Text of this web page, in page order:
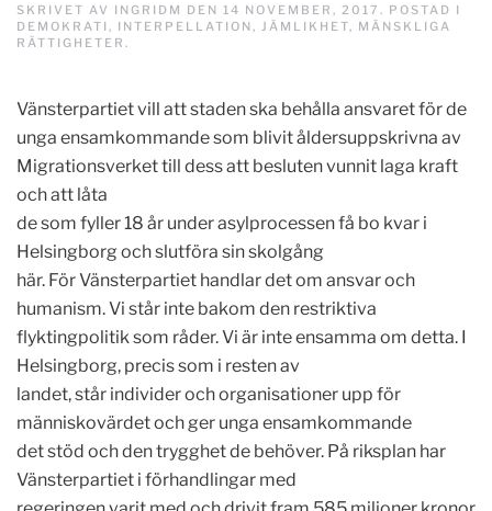
SKRIVET AV INGRIDM DEN 14 NOVEMBER, 2017 . POSTAD I
DEMOKRATI , INTERPELLATION , JÄMLIKHET, MÄNSKLIGA
RÄTTIGHETER .
Vänsterpartiet vill att staden ska behålla ansvaret för de
unga ensamkommande som blivit åldersuppskrivna av
Migrationsverket till dess att besluten vunnit laga kraft
och att låta
de som fyller 18 år under asylprocessen få bo kvar i
Helsingborg och slutföra sin skolgång
här. För Vänsterpartiet handlar det om ansvar och
humanism. Vi står inte bakom den restriktiva
flyktingpolitik som råder. Vi är inte ensamma om detta. I
Helsingborg, precis som i resten av
landet, står individer och organisationer upp för
människovärdet och ger unga ensamkommande
det stöd och den trygghet de behöver. På riksplan har
Vänsterpartiet i förhandlingar med